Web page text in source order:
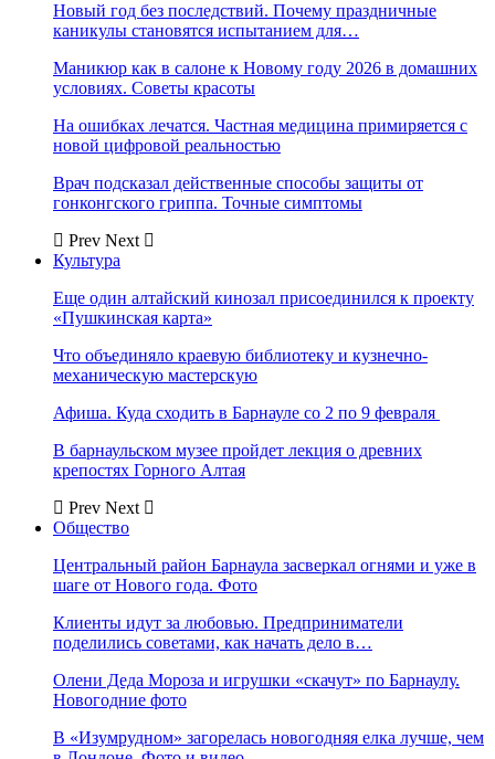
Новый год без последствий. Почему праздничные
каникулы становятся испытанием для…
Маникюр как в салоне к Новому году 2026 в домашних
условиях. Советы красоты
На ошибках лечатся. Частная медицина примиряется с
новой цифровой реальностью
Врач подсказал действенные способы защиты от
гонконгского гриппа. Точные симптомы
Prev Next
Культура
Еще один алтайский кинозал присоединился к проекту
«Пушкинская карта»
Что объединяло краевую библиотеку и кузнечно-
механическую мастерскую
Афиша. Куда сходить в Барнауле со 2 по 9 февраля
В барнаульском музее пройдет лекция о древних
крепостях Горного Алтая
Prev Next
Общество
Центральный район Барнаула засверкал огнями и уже в
шаге от Нового года. Фото
Клиенты идут за любовью. Предприниматели
поделились советами, как начать дело в…
Олени Деда Мороза и игрушки «скачут» по Барнаулу.
Новогодние фото
В «Изумрудном» загорелась новогодняя елка лучше, чем